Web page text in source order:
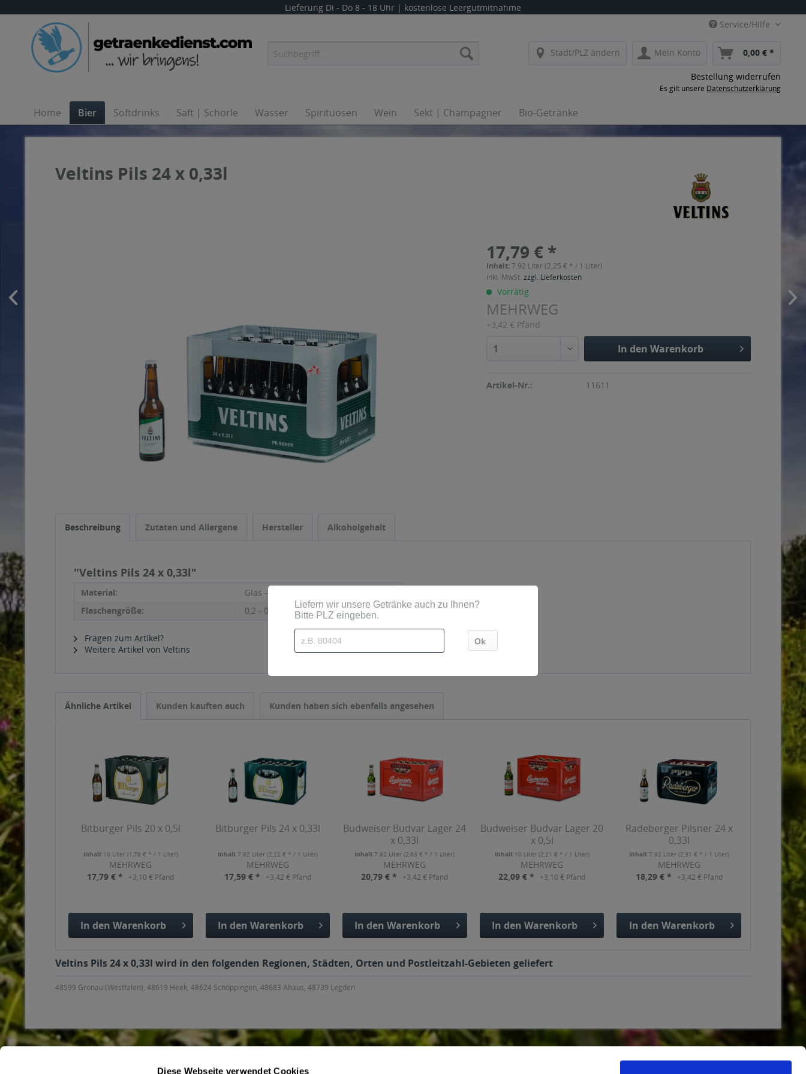
Diese Webseite verwendet Cookies
Lieferung Di - Do 8 - 18 Uhr | kostenlose Leergutmitnahme
Service/Hilfe
Stadt/PLZ ändern Mein Konto 0,00 € *
Bestellung widerrufen
Es gilt unsere Datenschutzerklärung
Home Bier Softdrinks Saft | Schorle Wasser Spirituosen Wein Sekt | Champagner Bio-Getränke
Veltins Pils 24 x 0,33l
17,79 € *
Inhalt:7.92 Liter (2,25 € * / 1 Liter)
inkl. MwSt.zzgl. Lieferkosten
Vorrätig
MEHRWEG
+3,42 € Pfand
In den Warenkorb
Artikel-Nr.: 11611
Beschreibung Zutaten und Allergene Hersteller Alkoholgehalt
"Veltins Pils 24 x 0,33l"
Material:
Glas - Mehrweg
Flaschengröße:
0,2 - 0,33 l
Fragen zum Artikel?
Weitere Artikel von Veltins
Ähnliche Artikel Kunden kauften auch Kunden haben sich ebenfalls angesehen
Bitburger Pils 20 x 0,5l
Inhalt 10 Liter (1,78 € * / 1 Liter)
MEHRWEG
17,79 € *
+3,10 € Pfand
In den Warenkorb
Bitburger Pils 24 x 0,33l
Inhalt 7.92 Liter (2,22 € * / 1 Liter)
MEHRWEG
17,59 € *
+3,42 € Pfand
In den Warenkorb
Budweiser Budvar Lager 24
x 0,33l
Inhalt7.92 Liter(2,63 € * / 1 Liter)
MEHRWEG
20,79 € *
+3,42 € Pfand
In den Warenkorb
Budweiser Budvar Lager 20
x 0,5l
Inhalt 10 Liter (2,21 € * / 1 Liter)
MEHRWEG
22,09 € *
+3,10 € Pfand
In den Warenkorb
Radeberger Pilsner 24 x
0,33l
Inhalt 7.92 Liter (2,31 € * / 1 Liter)
MEHRWEG
18,29 € *
+3,42 € Pfand
In den Warenkorb
Veltins Pils 24 x 0,33l wird in den folgenden Regionen, Städten, Orten und Postleitzahl-Gebieten geliefert
48599 Gronau (Westfalen), 48619 Heek, 48624 Schöppingen, 48683 Ahaus, 48739 Legden